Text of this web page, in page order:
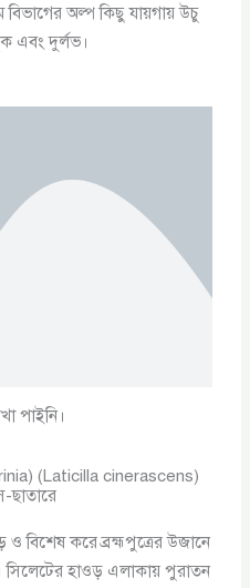
বিভাগের অল্প কিছু যায়গায় উচু
এবং দুর্লভ।
পাইনি।
(Laticilla cinerascens)
ছাতারে
বিশেষ করে ব্রহ্মপুত্রের উজানে
সিলেটের হাওড় এলাকায় পুরাতন